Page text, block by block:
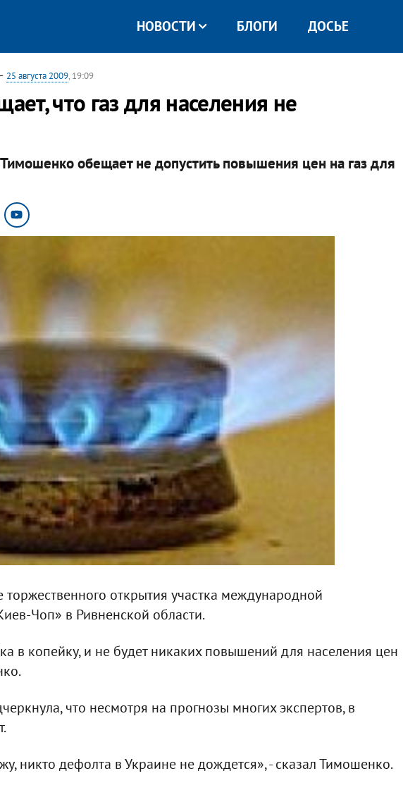
НОВОСТИ БЛОГИ ДОСЬЕ
25 августа 2009, 19:09
что газ для населения не
обещает не допустить повышения цен на газ для
торжественного открытия участка международной
Чоп» в Ривненской области.
в копейку, и не будет никаких повышений для населения цен
что несмотря на прогнозы многих экспертов, в
никто дефолта в Украине не дождется», - сказал Тимошенко.